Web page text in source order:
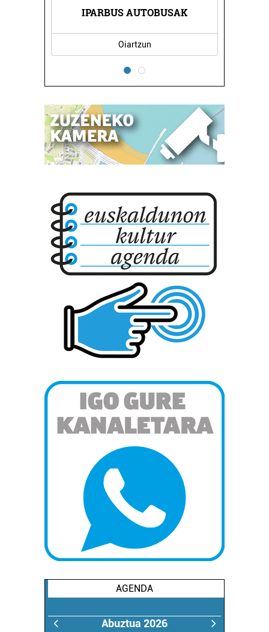
IPARBUS AUTOBUSAK
Oiartzun
AGENDA
Abuztua 2026